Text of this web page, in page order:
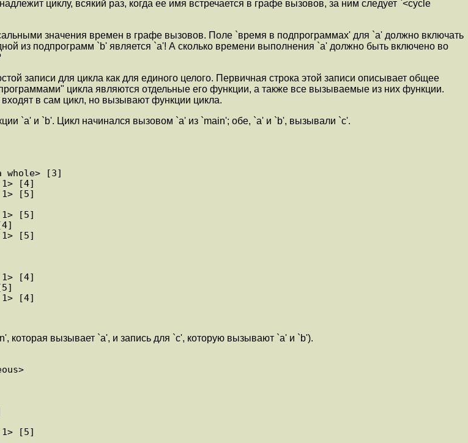
циклу, всякий раз, когда ее имя встречается в графе вызовов, за ним следует `<cycle
значения времен в графе вызовов. Поле `время в подпрограммах' для `a' должно включать
из подпрограмм `b' является `a'! А сколько времени выполнения `a' должно быть включено во
записи для цикла как для единого целого. Первичная строка этой записи описывает общее
цикла являются отдельные его функции, а также все вызываемые из них функции.
в сам цикл, но вызывают функции цикла.
`a' и `b'. Цикл начинался вызовом `a' из `main'; обе, `a' и `b', вызывали `c'.
вызывает `a', и запись для `c', которую вызывают `a' и `b').